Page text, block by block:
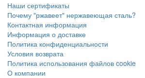
Наши сертификаты
Почему "ржавеет" нержавеющая сталь?
Контактная информация
Информация о доставке
Политика конфиденциальности
Условия возврата
Политика использования файлов cookie
О компании